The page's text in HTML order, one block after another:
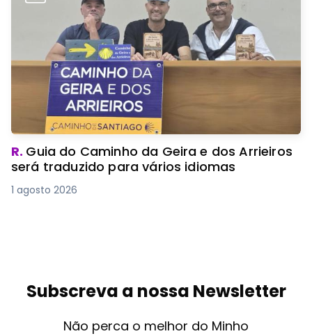
R. Guia do Caminho da Geira e dos Arrieiros
será traduzido para vários idiomas
1 agosto 2026
Subscreva a nossa Newsletter
Não perca o melhor do Minho